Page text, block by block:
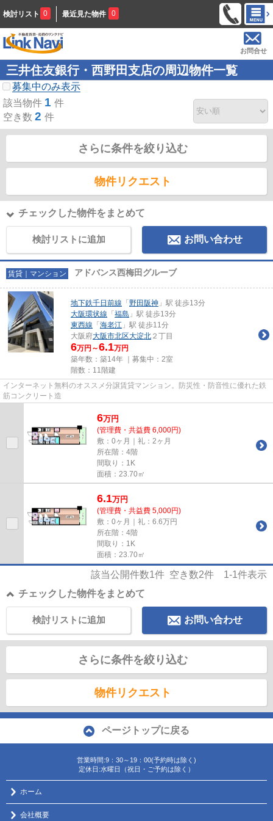
検討リスト 0 最近見た物件 0
お問合せ
三井住友銀行・西野田支店の周辺物件一覧
募集中のみ表示
該当物件 1 件
空き数 2 件
さらに条件を絞り込む
物件リクエスト
チェックした物件をまとめて
検討リストに追加 お問い合わせ
賃貸｜マンション アドバンス西梅田グルーブ
地下鉄千日前線 「 野田阪神 」駅 徒歩13分
大阪環状線 「 福島 」駅 徒歩13分
東西線 「 海老江 」駅 徒歩11分
大阪府大阪市北区大淀北 ２丁目
6万円～6.1万円
築年数：築14年 ｜募集中： 2室
階数：11階建
インターネット無料のオススメ分譲賃貸マンション。防災性・防音性に優れた鉄
筋コンクリート造
6万円
(管理費・共益費 6,000円)
敷：0ヶ月｜礼：2ヶ月
所在階：4階
間取り：1K
面積：23.70㎡
6.1万円
(管理費・共益費 5,000円)
敷：0ヶ月｜礼：6.6万円
所在階：4階
間取り：1K
面積：23.70㎡
該当公開件数1件 空き数2件 1-1件表示
チェックした物件をまとめて
お問い合わせ
検討リストに追加
さらに条件を絞り込む
物件リクエスト
ページトップに戻る
営業時間:9：30～19：00(予約時は除く)
定休日:水曜日（祝日・ご予約は除く）
ホーム
会社概要